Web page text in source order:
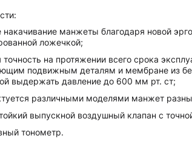
накачивание манжеты благодаря новой
ложечкой;
точность на протяжении всего срока
подвижным деталям и мембране из
выдержать давление до 600 мм рт. ст;
различными моделями манжет
выпускной воздушный клапан с
тонометр.